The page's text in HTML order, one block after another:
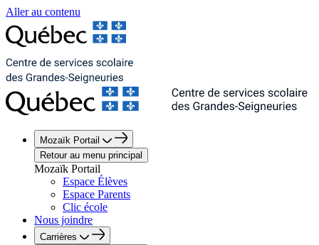
Aller au contenu
Mozaïk Portail
Retour au menu principal
Mozaïk Portail
Espace Élèves
Espace Parents
Clic école
Nous joindre
Carrières